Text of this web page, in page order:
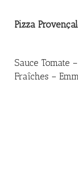
Pizza
Sauce Tomate
Fraîches –